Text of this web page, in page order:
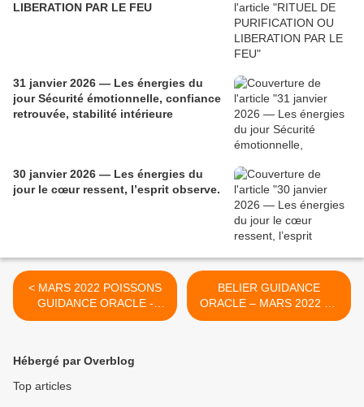
LIBERATION PAR LE FEU
31 janvier 2026 — Les énergies du
jour Sécurité émotionnelle, confiance
retrouvée, stabilité intérieure
30 janvier 2026 — Les énergies du
jour le cœur ressent, l’esprit observe.
< MARS 2022 POISSONS
GUIDANCE ORACLE -
ASTRO LA CROIX VOUS
BELIER GUIDANCE
ORACLE – MARS 2022 LA
BOUGIE MONTRE UNE
Hébergé par Overblog
Top articles